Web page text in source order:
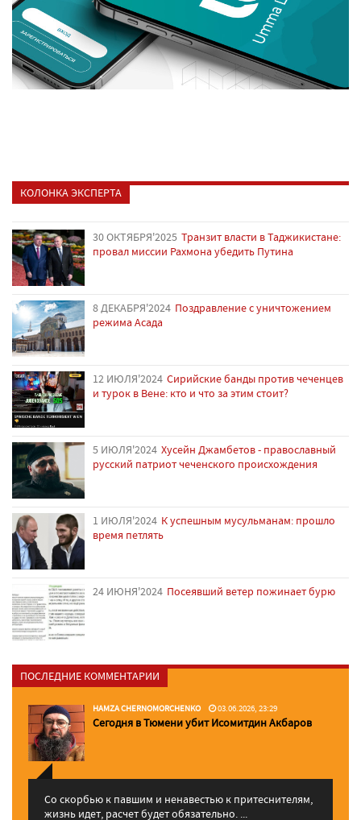
КОЛОНКА ЭКСПЕРТА
30 ОКТЯБРЯ'2025 Транзит власти в Таджикистане:
провал миссии Рахмона убедить Путина
8 ДЕКАБРЯ'2024 Поздравление с уничтожением
режима Асада
12 ИЮЛЯ'2024 Сирийские банды против чеченцев
и турок в Вене: кто и что за этим стоит?
5 ИЮЛЯ'2024 Хусейн Джамбетов - православный
русский патриот чеченского происхождения
1 ИЮЛЯ'2024 К успешным мусульманам: прошло
время петлять
24 ИЮНЯ'2024 Посеявший ветер пожинает бурю
ПОСЛЕДНИЕ КОММЕНТАРИИ
HAMZA CHERNOMORCHENKO 03.06.2026, 23:29
Сегодня в Тюмени убит Исомитдин Акбаров
Со скорбью к павшим и ненавестью к притеснителям,
жизнь идет, расчет будет обязательно. ...